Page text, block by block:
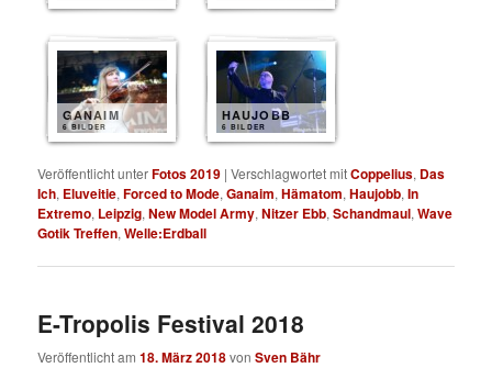
GANAIM
6 BILDER
HAUJOBB
6 BILDER
Veröffentlicht unterFotos 2019 |Verschlagwortet mitCoppelius, Das
Ich, Eluveitie,Forced to Mode,Ganaim,Hämatom,Haujobb,In
Extremo, Leipzig,New Model Army,Nitzer Ebb,Schandmaul,Wave
Gotik Treffen,Welle:Erdball
E-Tropolis Festival 2018
Veröffentlicht am18. März 2018vonSven Bähr